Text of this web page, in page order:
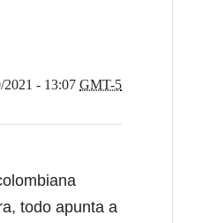
2021 - 13:07 GMT-5
todo apunta a